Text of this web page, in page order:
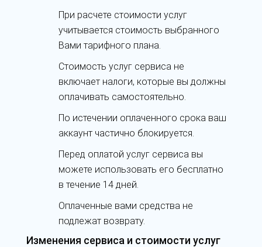
При расчете стоимости услуг
учитывается стоимость выбранного
Вами тарифного плана.
Стоимость услуг сервиса не
включает налоги, которые вы должны
оплачивать самостоятельно.
По истечении оплаченного срока ваш
аккаунт частично блокируется.
Перед оплатой услуг сервиса вы
можете использовать его бесплатно
в течение 14 дней.
Оплаченные вами средства не
подлежат возврату.
Изменения сервиса и стоимости услуг